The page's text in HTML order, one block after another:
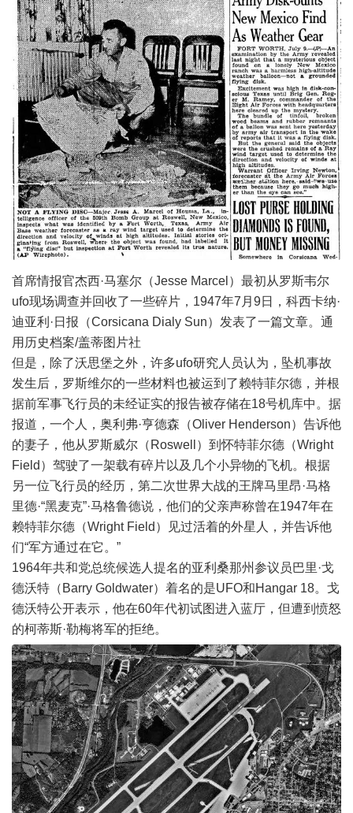
首席情报官杰西·马塞尔（Jesse Marcel）最初从罗斯韦尔
ufo现场调查并回收了一些碎片，1947年7月9日，科西卡纳·
迪亚利·日报（Corsicana Dialy Sun）发表了一篇文章。通
用历史档案/盖蒂图片社
但是，除了沃思堡之外，许多ufo研究人员认为，坠机事故
发生后，罗斯维尔的一些材料也被运到了赖特菲尔德，并根
据前军事飞行员的未经证实的报告被存储在18号机库中。据
报道，一个人，奥利弗·亨德森（Oliver Henderson）告诉他
的妻子，他从罗斯威尔（Roswell）到怀特菲尔德（Wright
Field）驾驶了一架载有碎片以及几个小异物的飞机。根据
另一位飞行员的经历，第二次世界大战的王牌马里昂·马格
里德·“黑麦克”·马格鲁德说，他们的父亲声称曾在1947年在
赖特菲尔德（Wright Field）见过活着的外星人，并告诉他
们“军方通过在它。”
1964年共和党总统候选人提名的亚利桑那州参议员巴里·戈
德沃特（Barry Goldwater）着名的是UFO和Hangar 18。戈
德沃特公开表示，他在60年代初试图进入蓝厅，但遭到愤怒
的柯蒂斯·勒梅将军的拒绝。